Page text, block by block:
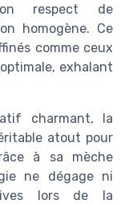
respect de
homogène. Ce
comme ceux
exhalant
charmant, la
atout pour
à sa mèche
ne dégage ni
lors de la